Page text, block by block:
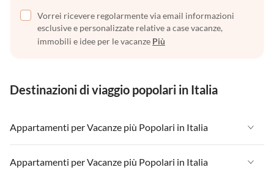
Vorrei ricevere regolarmente via email informazioni
esclusive e personalizzate relative a case vacanze,
immobili e idee per le vacanze Più
Destinazioni di viaggio popolari in Italia
Appartamenti per Vacanze più Popolari in Italia
Appartamenti per Vacanze in Italia
Appartamenti per Vacanze più Popolari in Italia